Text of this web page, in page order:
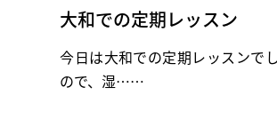
大和での定期レッスン
今日は大和での定期レッスンで
ので、湿……